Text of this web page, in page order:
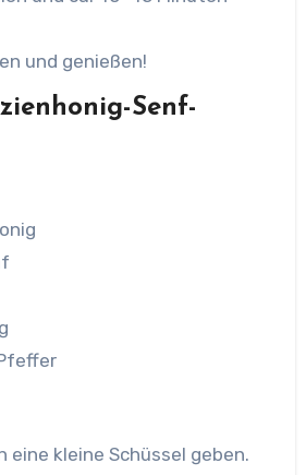
und genießen!
Senf-
eine kleine Schüssel geben.